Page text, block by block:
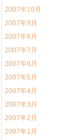
2007年10月
2007年9月
2007年8月
2007年7月
2007年6月
2007年5月
2007年4月
2007年3月
2007年2月
2007年1月